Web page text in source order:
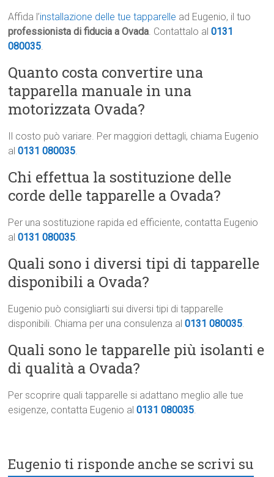
Affida l’installazione delle tue tapparelle ad Eugenio, il tuo
professionista di fiducia a Ovada. Contattalo al0131
080035.
Quanto costa convertire una
tapparella manuale in una
motorizzata Ovada?
Il costo può variare. Per maggiori dettagli, chiama Eugenio
al0131 080035.
Chi effettua la sostituzione delle
corde delle tapparelle a Ovada?
Per una sostituzione rapida ed efficiente, contatta Eugenio
al0131 080035.
Quali sono i diversi tipi di tapparelle
disponibili a Ovada?
Eugenio può consigliarti sui diversi tipi di tapparelle
disponibili. Chiama per una consulenza al0131 080035.
Quali sono le tapparelle più isolanti e
di qualità a Ovada?
Per scoprire quali tapparelle si adattano meglio alle tue
esigenze, contatta Eugenio al0131 080035.
Eugenio ti risponde anche se scrivi su